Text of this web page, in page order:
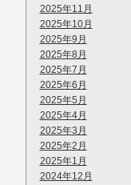
2025年11月
2025年10月
2025年9月
2025年8月
2025年7月
2025年6月
2025年5月
2025年4月
2025年3月
2025年2月
2025年1月
2024年12月